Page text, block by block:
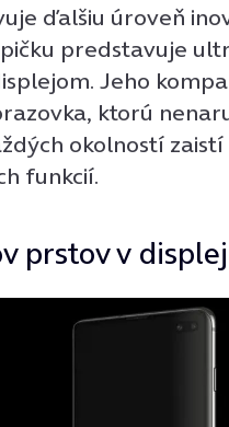
ďalšiu úroveň
predstavuje
Jeho
ktorú
okolností
funkcií.
prstov v